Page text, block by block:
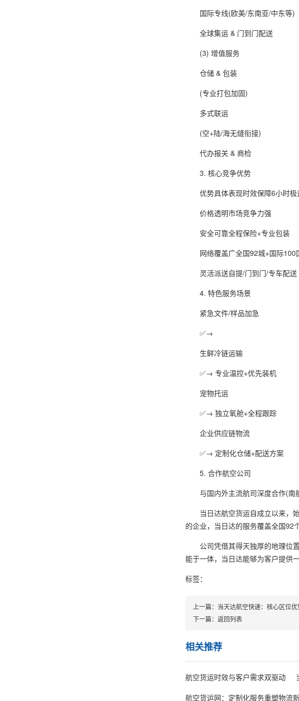
国际专线(欧美/东南亚/中东等)
全球集运 & 门到门配送
(3) 增值服务
仓储 & 包装
(专业打包加固)
多式联运
(空+陆/海无缝衔接)
代办报关 & 商检
3. 核心竞争优势
优势具体表现时效保障6小时极
价格透明市场竞争力强
安全可靠全程保险+专业包装
网络覆盖广全国92城+国际100
灵活派送自提/门到门/专车配送
4. 特色服务场景
紧急文件/样品加急
✅→
生鲜冷链运输
✅→ 专业温控+优先装机
宠物托运
✅→ 独立氧舱+全程跟踪
企业供应链物流
✅→ 定制化仓储+配送方案
5. 合作航空公司
与国内外主流航司深度合作(南
当日达航空货运自成立以来，始
的企业，当日达的服务覆盖全国92
公司凭借其得天独厚的地理位置
能于一体，当日达能够为客户提供
标签：
上一篇： 当天达航空快递：核心区位优
下一篇： 返回列表
相关推荐
航空货运时效与客户需求双驱动
航空货运网：定制化服务重塑物流